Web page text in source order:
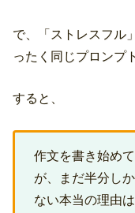
で、「ストレスフル
ったく同じプロンプ
すると、
作文を書き始め
が、まだ半分し
ない本当の理由